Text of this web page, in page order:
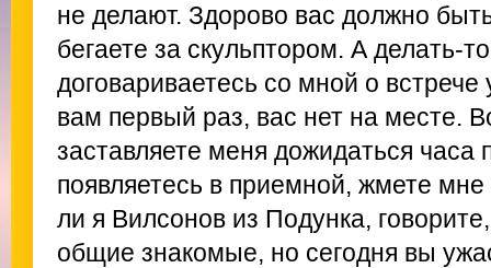
не делают. Здорово вас должно
бегаете за скульптором. А делать-
договариваетесь со мной о встрече
вам первый раз, вас нет на месте.
заставляете меня дожидаться часа
появляетесь в приемной, жмете
ли я Вилсонов из Подунка,
общие знакомые, но сегодня вы